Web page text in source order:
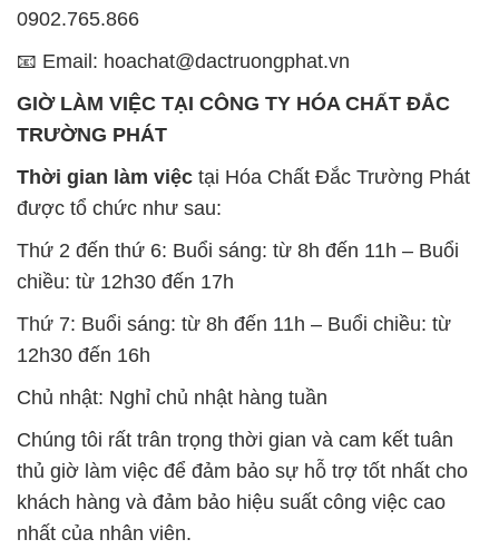
0902.765.866
📧 Email: hoachat@dactruongphat.vn
GIỜ LÀM VIỆC TẠI CÔNG TY HÓA CHẤT ĐẮC
TRƯỜNG PHÁT
Thời gian làm việc tại Hóa Chất Đắc Trường Phát
được tổ chức như sau:
Thứ 2 đến thứ 6: Buổi sáng: từ 8h đến 11h – Buổi
chiều: từ 12h30 đến 17h
Thứ 7: Buổi sáng: từ 8h đến 11h – Buổi chiều: từ
12h30 đến 16h
Chủ nhật: Nghỉ chủ nhật hàng tuần
Chúng tôi rất trân trọng thời gian và cam kết tuân
thủ giờ làm việc để đảm bảo sự hỗ trợ tốt nhất cho
khách hàng và đảm bảo hiệu suất công việc cao
nhất của nhân viên.